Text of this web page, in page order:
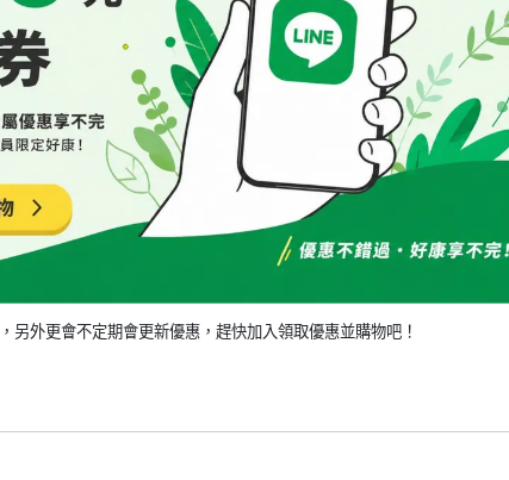
另外更會不定期會更新優惠，趕快加入領取優惠並購物吧！